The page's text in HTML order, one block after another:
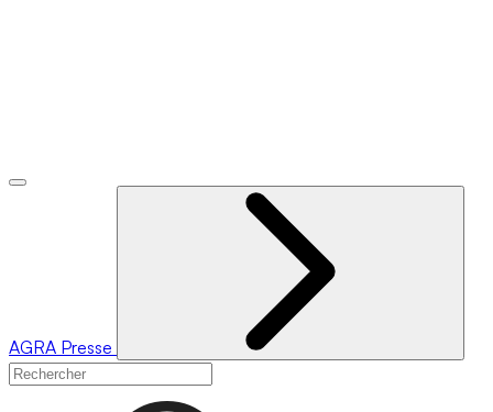
AGRA Presse